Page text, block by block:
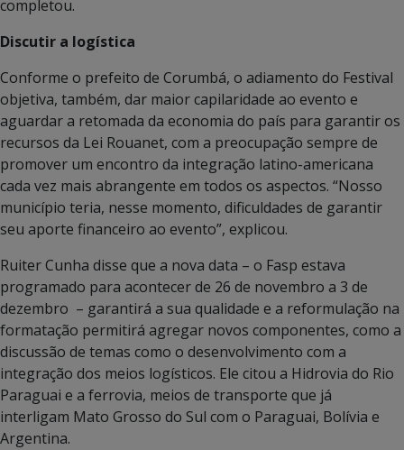
completou.
Discutir a logística
Conforme o prefeito de Corumbá, o adiamento do Festival
objetiva, também, dar maior capilaridade ao evento e
aguardar a retomada da economia do país para garantir os
recursos da Lei Rouanet, com a preocupação sempre de
promover um encontro da integração latino-americana
cada vez mais abrangente em todos os aspectos. “Nosso
município teria, nesse momento, dificuldades de garantir
seu aporte financeiro ao evento”, explicou.
Ruiter Cunha disse que a nova data – o Fasp estava
programado para acontecer de 26 de novembro a 3 de
dezembro – garantirá a sua qualidade e a reformulação na
formatação permitirá agregar novos componentes, como a
discussão de temas como o desenvolvimento com a
integração dos meios logísticos. Ele citou a Hidrovia do Rio
Paraguai e a ferrovia, meios de transporte que já
interligam Mato Grosso do Sul com o Paraguai, Bolívia e
Argentina.